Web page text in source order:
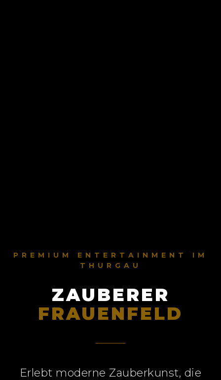
PREMIUM ENTERTAINMENT IM
THURGAU
ZAUBERER
FRAUENFELD
Erlebt moderne Zauberkunst, die